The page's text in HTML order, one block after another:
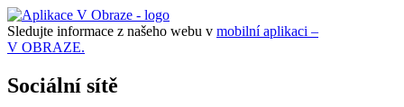
Sledujte informace z našeho webu v mobilní aplikaci –
V OBRAZE.
Sociální sítě